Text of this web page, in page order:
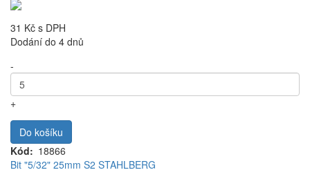
31 Kč s DPH
Dodání do 4 dnů
-
+
Do košíku
Kód
18866
Bit "5/32" 25mm S2 STAHLBERG